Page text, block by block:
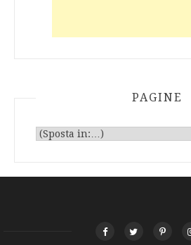
PAGINE